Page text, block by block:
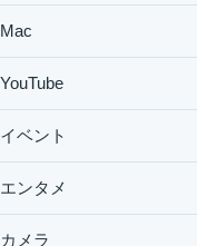
Mac
YouTube
イベント
エンタメ
カメラ